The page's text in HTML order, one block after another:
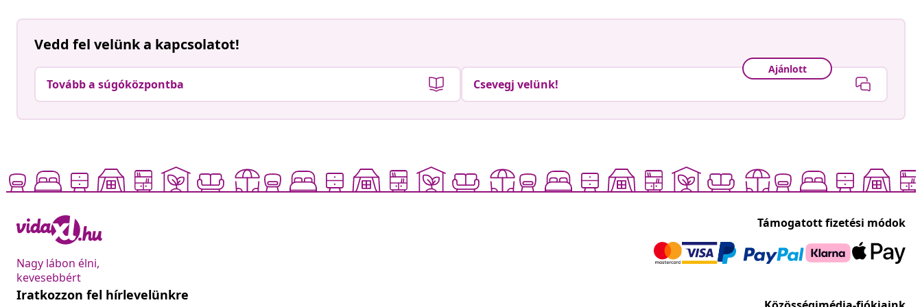
Vedd fel velünk a kapcsolatot!
Tovább a súgóközpontba
Ajánlott
Csevegj velünk!
Nagy lábon élni,
kevesebbért
Támogatott fizetési módok
Iratkozzon fel hírlevelünkre